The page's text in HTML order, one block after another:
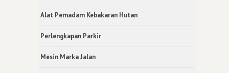
Alat Pemadam Kebakaran Hutan
Perlengkapan Parkir
Mesin Marka Jalan